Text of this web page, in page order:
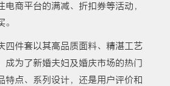
电商平台的满减、折扣券等活动，
四件套以其高品质面料、精湛工艺
成为了新婚夫妇及婚庆市场的热门
特点、系列设计，还是用户评价和